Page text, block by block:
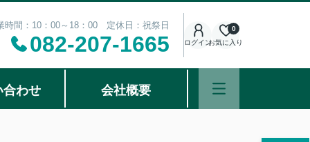
時間：10：00～18：00 定休日：祝祭日
082-207-1665 ログインお気に入り
0
合わせ 会社概要